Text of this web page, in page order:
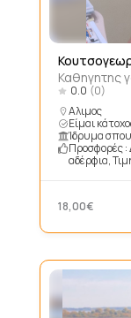
Καθηγητης
0.0 (0)
Αλιμος
Είμαι
Ίδρυμα
Προσφορές
αδέρφια,
18,00€